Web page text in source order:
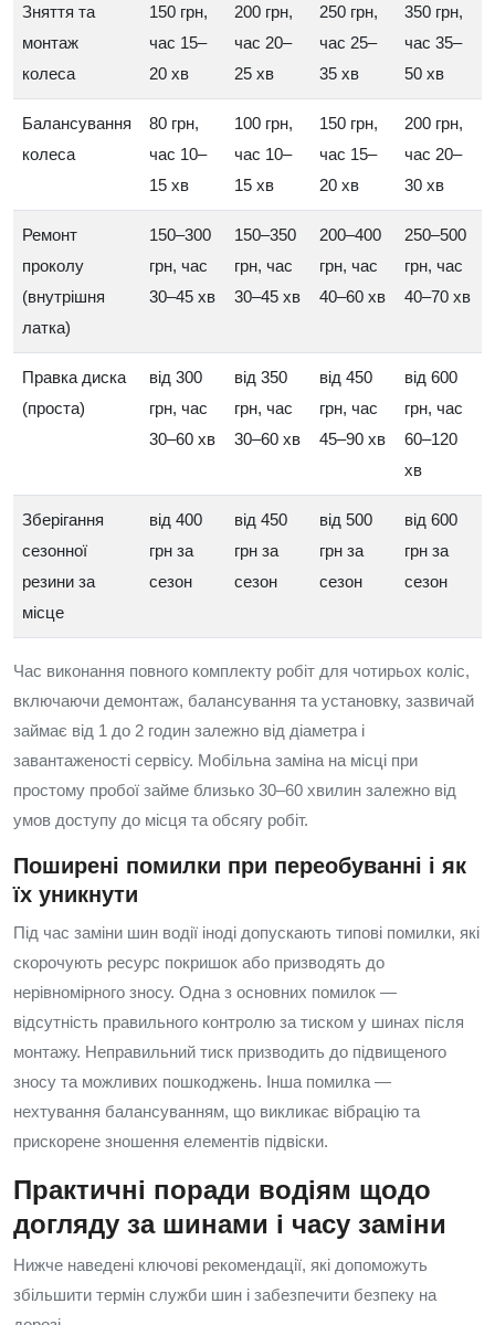
Зняття та
монтаж
колеса
150 грн,
час 15–
20 хв
200 грн,
час 20–
25 хв
250 грн,
час 25–
35 хв
350 грн,
час 35–
50 хв
Балансування
колеса
80 грн,
час 10–
15 хв
100 грн,
час 10–
15 хв
150 грн,
час 15–
20 хв
200 грн,
час 20–
30 хв
Ремонт
проколу
(внутрішня
латка)
150–300
грн, час
30–45 хв
150–350
грн, час
30–45 хв
200–400
грн, час
40–60 хв
250–500
грн, час
40–70 хв
Правка диска
(проста)
від 300
грн, час
30–60 хв
від 350
грн, час
30–60 хв
від 450
грн, час
45–90 хв
від 600
грн, час
60–120
хв
Зберігання
сезонної
резини за
місце
від 400
грн за
сезон
від 450
грн за
сезон
від 500
грн за
сезон
від 600
грн за
сезон
Час виконання повного комплекту робіт для чотирьох коліс,
включаючи демонтаж, балансування та установку, зазвичай
займає від 1 до 2 годин залежно від діаметра і
завантаженості сервісу. Мобільна заміна на місці при
простому пробої займе близько 30–60 хвилин залежно від
умов доступу до місця та обсягу робіт.
Поширені помилки при переобуванні і як
їх уникнути
Під час заміни шин водії іноді допускають типові помилки, які
скорочують ресурс покришок або призводять до
нерівномірного зносу. Одна з основних помилок —
відсутність правильного контролю за тиском у шинах після
монтажу. Неправильний тиск призводить до підвищеного
зносу та можливих пошкоджень. Інша помилка —
нехтування балансуванням, що викликає вібрацію та
прискорене зношення елементів підвіски.
Практичні поради водіям щодо
догляду за шинами і часу заміни
Нижче наведені ключові рекомендації, які допоможуть
збільшити термін служби шин і забезпечити безпеку на